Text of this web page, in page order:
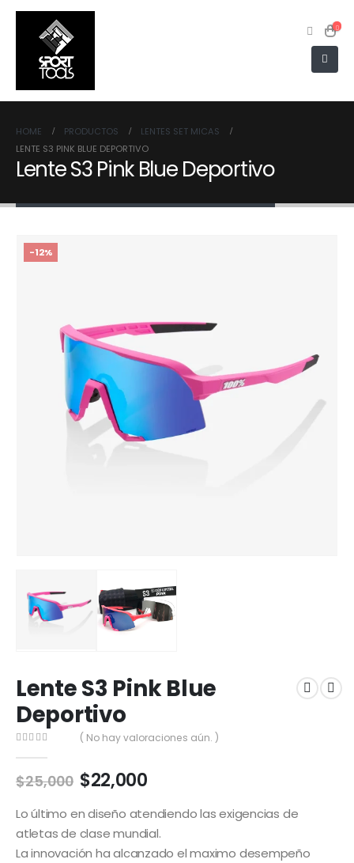
HOME PRODUCTOS
LENTES SET MICAS
LENTE S3 PINK BLUE DEPORTIVO
Lente S3 Pink Blue Deportivo
-12%
Lente S3 Pink Blue
Deportivo
( No hay valoraciones aún. )
$25,000 El
precio
original
era:
$25,000.
$22,000El
actual
es:
$22,000.
Lo último en diseño atendiendo las exigencias de
atletas de clase mundial.
La innovación ha alcanzado el maximo desempeño